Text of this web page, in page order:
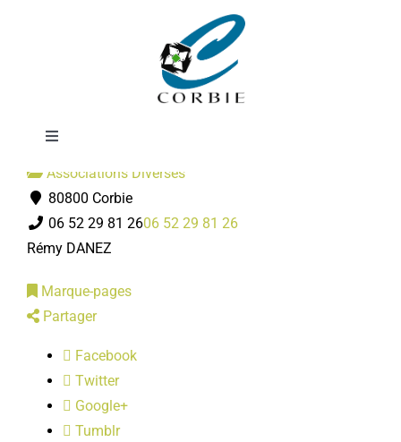
Toggle
Mairie
DÉMARCHES ADMINISTRATIVES
SERVICES MUNICIPAUX
PRATIQUE
Jardins corbéens
Associations Diverses
80800 Corbie
06 52 29 81 2606 52 29 81 26
Rémy DANEZ
Marque-pages
Partager
Facebook
Twitter
Google+
Tumblr